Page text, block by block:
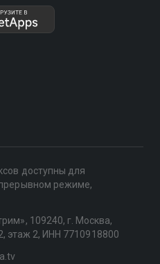
доступны для
режиме,
109240, г. Москва,
этаж 2, ИНН 7710918800